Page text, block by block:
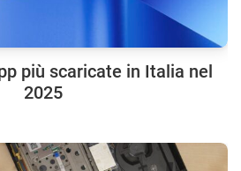
più scaricate in Italia nel
2025